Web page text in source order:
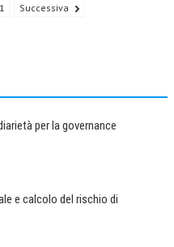
Successiva
per la governance
e calcolo del rischio di